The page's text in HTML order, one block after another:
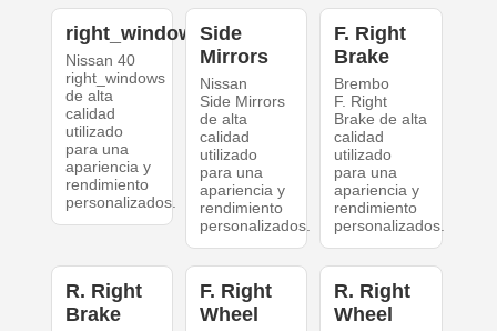
right_windows
Nissan 40
right_windows
de alta
calidad
utilizado
para una
apariencia y
rendimiento
personalizados.
Side
Mirrors
Nissan
Side Mirrors
de alta
calidad
utilizado
para una
apariencia y
rendimiento
personalizados.
F. Right
Brake
Brembo
F. Right
Brake de alta
calidad
utilizado
para una
apariencia y
rendimiento
personalizados.
R. Right
Brake
F. Right
Wheel
R. Right
Wheel